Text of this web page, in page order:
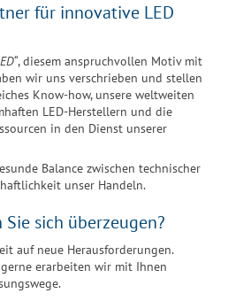
für innovative LED
, diesem anspruchvollen Motiv mit
wir uns verschrieben und stellen
Know-how, unsere weltweiten
LED-Herstellern und die
in den Dienst unserer
Balance zwischen technischer
unser Handeln.
sich überzeugen?
auf neue Herausforderungen.
erarbeiten wir mit Ihnen